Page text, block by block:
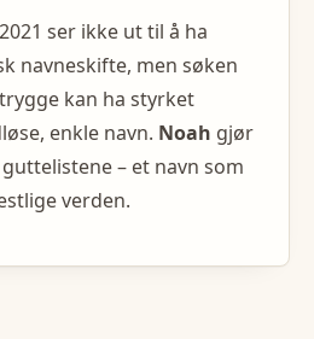
ser ikke ut til å ha
navneskifte, men søken
kan ha styrket
enkle navn. Noah gjør
– et navn som
verden.